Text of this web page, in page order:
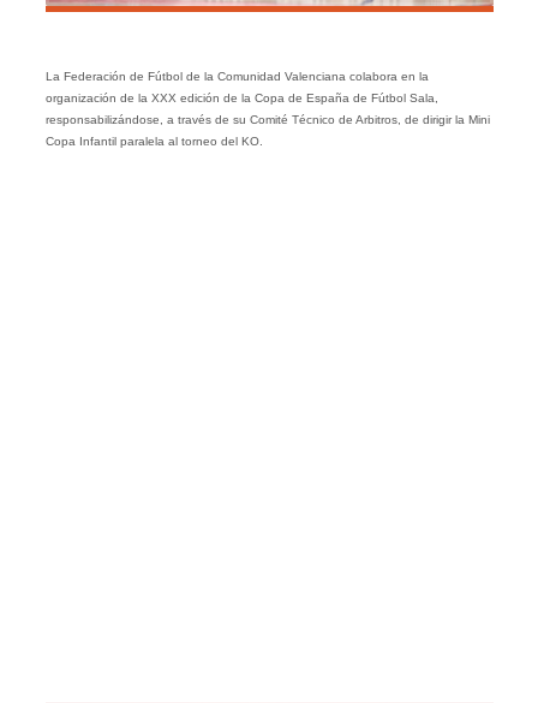
La Federación de Fútbol de la Comunidad Valenciana colabora en la
organización de la XXX edición de la Copa de España de Fútbol Sala,
responsabilizándose, a través de su Comité Técnico de Arbitros, de dirigir la Mini
Copa Infantil paralela al torneo del KO.